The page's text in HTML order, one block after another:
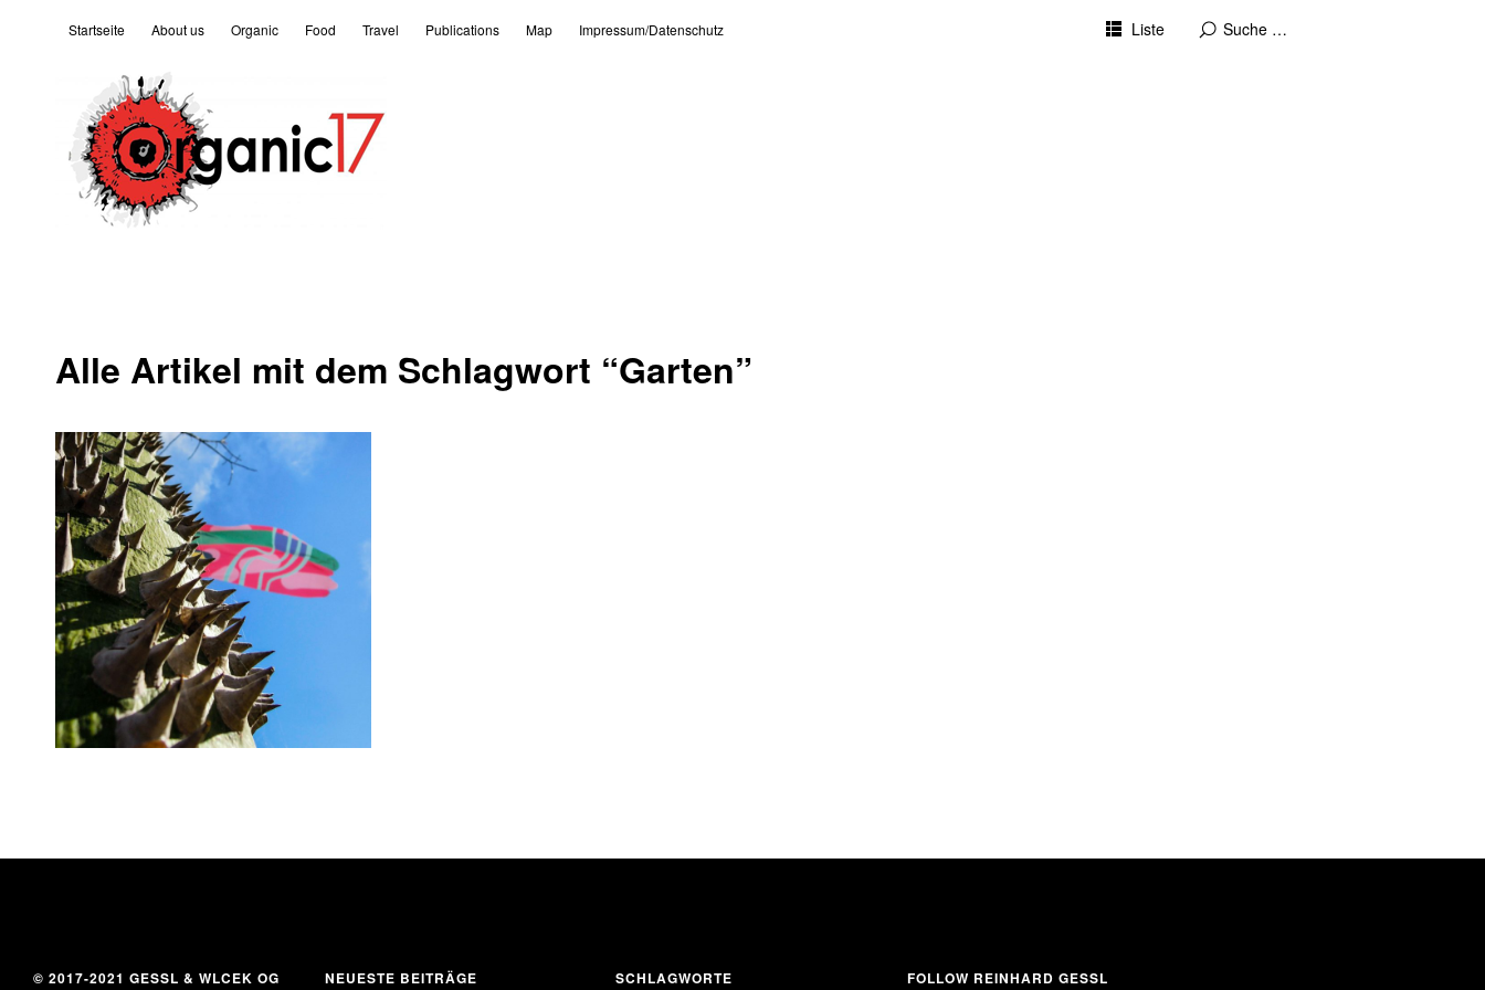
Startseite About us Organic Food Travel Publications Map Impressum/Datenschutz Liste
Alle Artikel mit dem Schlagwort “Garten”
15. November 2016
© 2017-2021 GESSL & WLCEK OG NEUESTE BEITRÄGE SCHLAGWORTE FOLLOW REINHARD GESSL